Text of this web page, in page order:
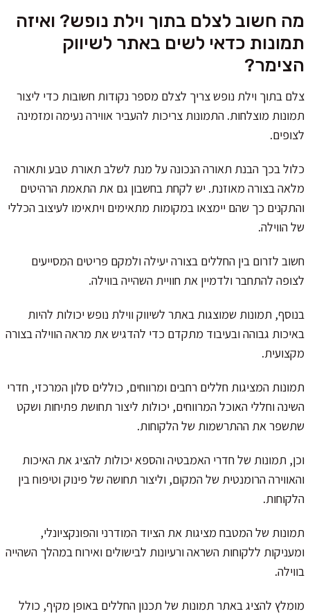
מה חשוב לצלם בתוך וילת נופש? ואיזה
תמונות כדאי לשים באתר לשיווק
הצימר?
צלם בתוך וילת נופש צריך לצלם מספר נקודות חשובות כדי ליצור
תמונות מוצלחות. התמונות צריכות להעביר אווירה נעימה ומזמינה
לצופים.
כלול בכך הבנת תאורה הנכונה על מנת לשלב תאורת טבע ותאורה
מלאה בצורה מאוזנת. יש לקחת בחשבון גם את התאמת הרהיטים
והתקנים כך שהם יימצאו במקומות מתאימים ויתאימו לעיצוב הכללי
של הווילה.
חשוב לזרום בין החללים בצורה יעילה ולמקם פריטים המסייעים
לצופה להתחבר ולדמיין את חוויית השהייה בווילה.
בנוסף, תמונות שמוצגות באתר לשיווק ווילת נופש יכולות להיות
באיכות גבוהה ובעיבוד מתקדם כדי להדגיש את מראה הווילה בצורה
מקצועית.
תמונות המציגות חללים רחבים ומרווחים, כוללים סלון המרכזי, חדרי
השינה וחללי האוכל המרווחים, יכולות ליצור תחושת פתיחות ושקט
שתשפר את ההתרשמות של הלקוחות.
וכן, תמונות של חדרי האמבטיה והספא יכולות להציג את האיכות
והאווירה הרומנטית של המקום, וליצור תחושה של פינוק וטיפוח בין
הלקוחות.
תמונות של המטבח מציגות את הציוד המודרני והפונקציונלי,
ומעניקות ללקוחות השראה ורעיונות לבישולים ואירוח במהלך השהייה
בווילה.
מומלץ להציג באתר תמונות של תכנון החללים באופן מקיף, כולל